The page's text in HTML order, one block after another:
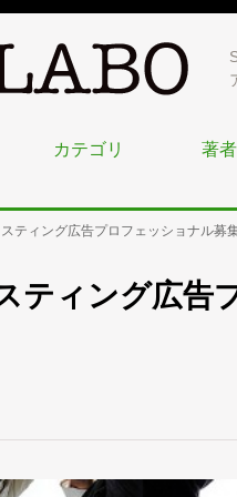
カテゴリ 著者
ティング広告プロフェッショナル募
ティング広告